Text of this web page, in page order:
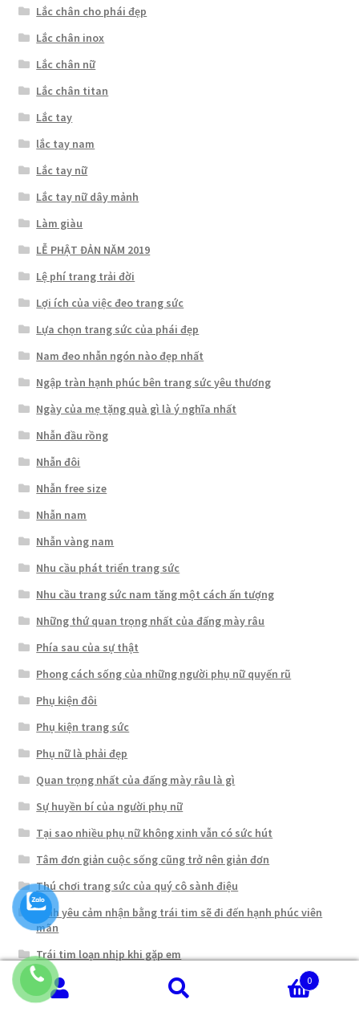
Lắc chân cho phái đẹp
Lắc chân inox
Lắc chân nữ
Lắc chân titan
Lắc tay
lắc tay nam
Lắc tay nữ
Lắc tay nữ dây mảnh
Làm giàu
LỄ PHẬT ĐẢN NĂM 2019
Lệ phí trang trải đời
Lợi ích của việc đeo trang sức
Lựa chọn trang sức của phái đẹp
Nam đeo nhẫn ngón nào đẹp nhất
Ngập tràn hạnh phúc bên trang sức yêu thương
Ngày của mẹ tặng quà gì là ý nghĩa nhất
Nhẫn đầu rồng
Nhẫn đôi
Nhẫn free size
Nhẫn nam
Nhẫn vàng nam
Nhu cầu phát triển trang sức
Nhu cầu trang sức nam tăng một cách ấn tượng
Những thứ quan trọng nhất của đấng mày râu
Phía sau của sự thật
Phong cách sống của những người phụ nữ quyến rũ
Phụ kiện đôi
Phụ kiện trang sức
Phụ nữ là phải đẹp
Quan trọng nhất của đấng mày râu là gì
Sự huyền bí của người phụ nữ
Tại sao nhiều phụ nữ không xinh vẫn có sức hút
Tâm đơn giản cuộc sống cũng trở nên giản đơn
Thú chơi trang sức của quý cô sành điệu
Tình yêu cảm nhận bằng trái tim sẽ đi đến hạnh phúc viên
mãn
Trái tim loạn nhịp khi gặp em
Trang sức bông hoa
Trang sức cặp
Tìm
Tìm
0